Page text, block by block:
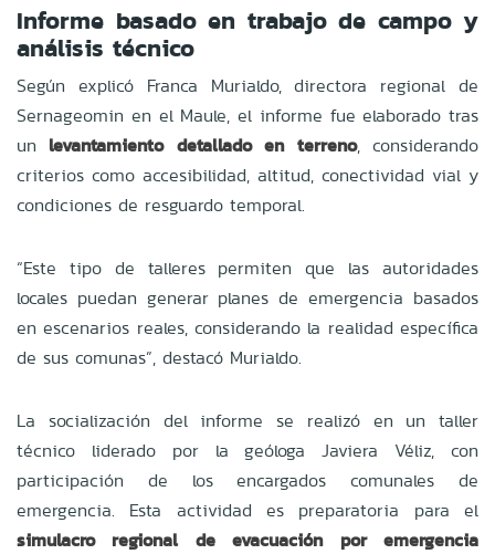
Informe basado en trabajo de campo y
análisis técnico
Según explicó Franca Murialdo, directora regional de
Sernageomin en el Maule, el informe fue elaborado tras
un levantamiento detallado en terreno, considerando
criterios como accesibilidad, altitud, conectividad vial y
condiciones de resguardo temporal.
“Este tipo de talleres permiten que las autoridades
locales puedan generar planes de emergencia basados
en escenarios reales, considerando la realidad específica
de sus comunas”, destacó Murialdo.
La socialización del informe se realizó en un taller
técnico liderado por la geóloga Javiera Véliz, con
participación de los encargados comunales de
emergencia. Esta actividad es preparatoria para el
simulacro regional de evacuación por emergencia